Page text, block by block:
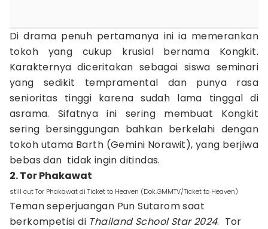
Di drama penuh pertamanya ini ia memerankan
tokoh yang cukup krusial bernama Kongkit.
Karakternya diceritakan sebagai siswa seminari
yang sedikit tempramental dan punya rasa
senioritas tinggi karena sudah lama tinggal di
asrama. Sifatnya ini sering membuat Kongkit
sering bersinggungan bahkan berkelahi dengan
tokoh utama Barth (Gemini Norawit), yang berjiwa
bebas dan tidak ingin ditindas.
2. Tor Phakawat
still cut Tor Phakawat di Ticket to Heaven (Dok.GMMTV/Ticket to Heaven)
Teman seperjuangan Pun Sutarom saat
berkompetisi di Thailand School Star 2024. Tor